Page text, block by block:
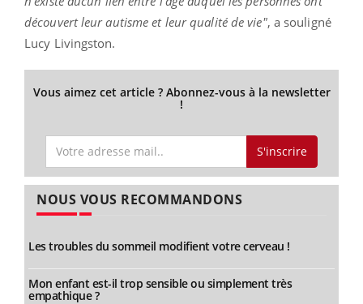
découvert leur autisme et leur qualité de vie", a souligné
Lucy Livingston.
Vous aimez cet article ? Abonnez-vous à la newsletter
!
S'inscrire
NOUS VOUS RECOMMANDONS
Les troubles du sommeil modifient votre cerveau !
Mon enfant est-il trop sensible ou simplement très
empathique ?